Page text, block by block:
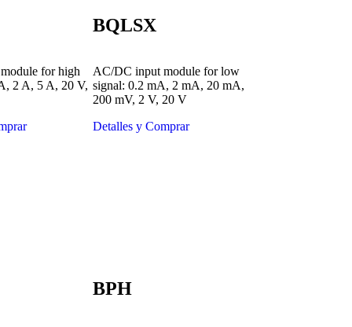
for high
2 A, 5 A, 20 V,
BQLSX
AC/DC input module for low
signal: 0.2 mA, 2 mA, 20 mA,
200 mV, 2 V, 20 V
Detalles y Comprar
BPH